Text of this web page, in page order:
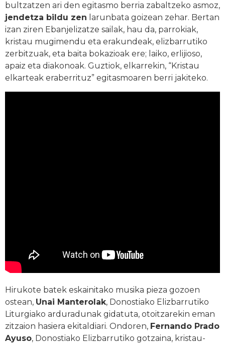
bultzatzen ari den egitasmo berria zabaltzeko asmoz,
jendetza bildu zen larunbata goizean zehar. Bertan
izan ziren Ebanjelizatze sailak, hau da, parrokiak,
kristau mugimendu eta erakundeak, elizbarrutiko
zerbitzuak, eta baita bokazioak ere; laiko, erlijioso,
apaiz eta diakonoak. Guztiok, elkarrekin, “Kristau
elkarteak eraberrituz” egitasmoaren berri jakiteko.
Hirukote batek eskainitako musika pieza gozoen
ostean, Unai Manterolak, Donostiako Elizbarrutiko
Liturgiako arduradunak gidatuta, otoitzarekin eman
zitzaion hasiera ekitaldiari. Ondoren, Fernando Prado
Ayuso, Donostiako Elizbarrutiko gotzaina, kristau-